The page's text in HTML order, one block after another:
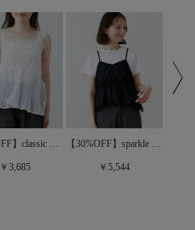
【50%OFF】classic pleats bustier～ｸﾗｼｯｸﾌﾟﾘｰﾂﾋﾞｽﾁｪ
￥3,685
【30%OFF】sparkle bloom bustier～ｽﾊﾟｰｸﾙﾌﾞﾙｰﾑﾋﾞｽﾁｪ
￥5,544